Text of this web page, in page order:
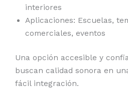
interiores
Aplicaciones: Escuelas,
comerciales, eventos
Una opción accesible y
buscan calidad sonora en
fácil integración.